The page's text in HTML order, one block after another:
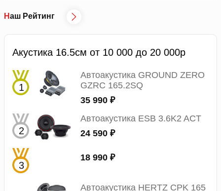
Наш Рейтинг
Акустика 16.5см от 10 000 до 20 000р
Автоакустика GROUND ZERO
GZRC 165.2SQ
35 990 ₽
Автоакустика ESB 3.6K2 ACT
24 590 ₽
18 990 ₽
Автоакустика HERTZ CPK 165